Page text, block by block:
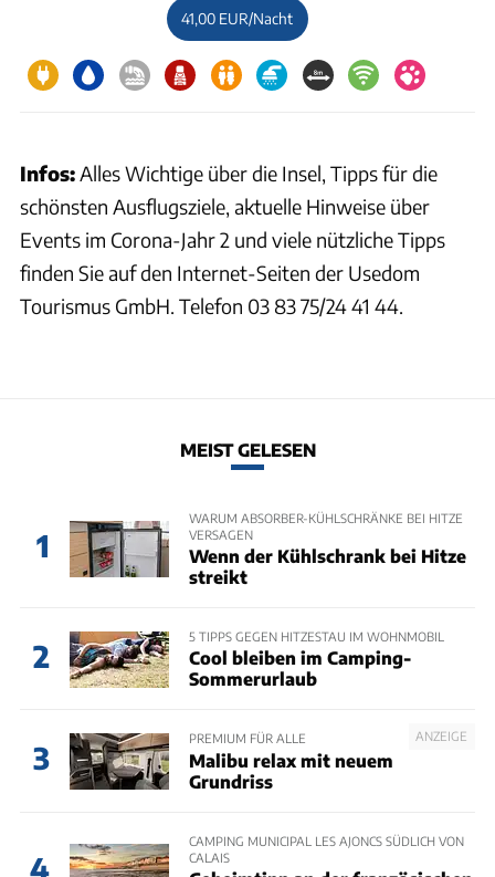
41,00 EUR/Nacht
Infos:Alles Wichtige über die Insel, Tipps für die
schönsten Ausflugsziele, aktuelle Hinweise über
Events im Corona-Jahr 2 und viele nützliche Tipps
finden Sie auf den Internet-Seiten der Usedom
Tourismus GmbH. Telefon 03 83 75/24 41 44.
MEIST GELESEN
1
WARUM ABSORBER-KÜHLSCHRÄNKE BEI HITZE
VERSAGEN
Wenn der Kühlschrank bei Hitze
streikt
2
5 TIPPS GEGEN HITZESTAU IM WOHNMOBIL
Cool bleiben im Camping-
Sommerurlaub
3
ANZEIGE
PREMIUM FÜR ALLE
Malibu relax mit neuem
Grundriss
4
CAMPING MUNICIPAL LES AJONCS SÜDLICH VON
CALAIS